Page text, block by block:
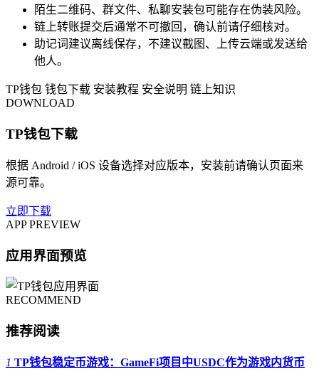
陌生二维码、群文件、私聊安装包可能存在伪装风险。
链上转账提交后通常不可撤回，确认前请仔细核对。
助记词建议离线保存，不建议截图、上传云端或发送给
他人。
TP钱包 钱包下载 安装教程 安全说明 链上知识
DOWNLOAD
TP钱包下载
根据 Android / iOS 设备选择对应版本，安装前请确认页面来
源可靠。
立即下载
APP PREVIEW
应用界面预览
RECOMMEND
推荐阅读
1 TP钱包稳定币游戏：GameFi项目中USDC作为游戏内货币